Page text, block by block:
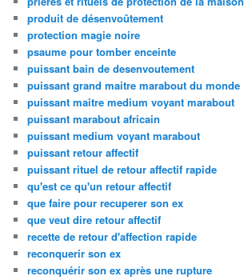
produit de désenvoûtement
protection magie noire
psaume pour tomber enceinte
puissant bain de desenvoutement
puissant grand maitre marabout du monde
puissant maitre medium voyant marabout
puissant marabout africain
puissant medium voyant marabout
puissant retour affectif
puissant rituel de retour affectif rapide
qu'est ce qu'un retour affectif
que faire pour recuperer son ex
que veut dire retour affectif
recette de retour d'affection rapide
reconquerir son ex
reconquérir son ex après une rupture